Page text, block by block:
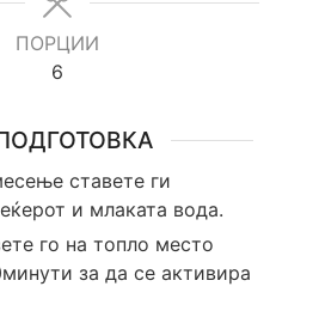
ПОРЦИИ
6
ставете ги
и млаката вода.
го на топло место
за да се активира